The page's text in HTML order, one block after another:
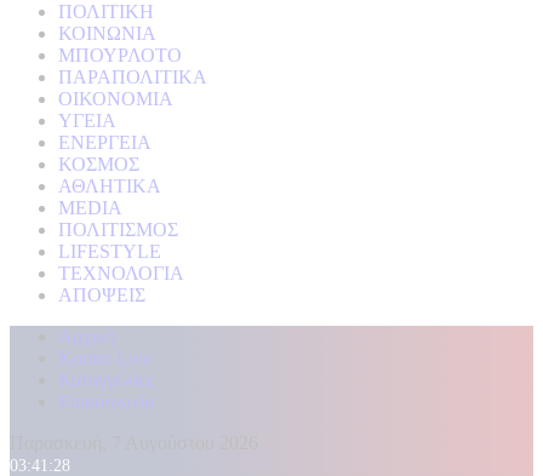
ΠΟΛΙΤΙΚΗ
ΚΟΙΝΩΝΙΑ
ΜΠΟΥΡΛΟΤΟ
ΠΑΡΑΠΟΛΙΤΙΚΑ
ΟΙΚΟΝΟΜΙΑ
ΥΓΕΙΑ
ΕΝΕΡΓΕΙΑ
ΚΟΣΜΟΣ
ΑΘΛΗΤΙΚΑ
MEDIA
ΠΟΛΙΤΙΣΜΟΣ
LIFESTYLE
ΤΕΧΝΟΛΟΓΙΑ
ΑΠΟΨΕΙΣ
Αρχική
Kontra Live
Καταγγελίες
Επικοινωνία
03:41:29